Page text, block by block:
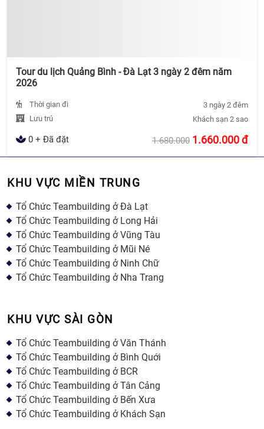
Tour du lịch Quảng Bình - Đà Lạt 3 ngày 2 đêm năm
2026
Thời gian đi
3 ngày 2 đêm
Lưu trú
Khách sạn 2 sao
0 + Đã đặt 1.680.000 1.660.000đ
KHU VỰC MIỀN TRUNG
Tổ Chức Teambuilding ở Đà Lạt
Tổ Chức Teambuilding ở Long Hải
Tổ Chức Teambuilding ở Vũng Tàu
Tổ Chức Teambuilding ở Mũi Né
Tổ Chức Teambuilding ở Ninh Chữ
Tổ Chức Teambuilding ở Nha Trang
KHU VỰC SÀI GÒN
Tổ Chức Teambuilding ở Văn Thánh
Tổ Chức Teambuilding ở Bình Quới
Tổ Chức Teambuilding ở BCR
Tổ Chức Teambuilding ở Tân Cảng
Tổ Chức Teambuilding ở Bến Xưa
Tổ Chức Teambuilding ở Khách Sạn